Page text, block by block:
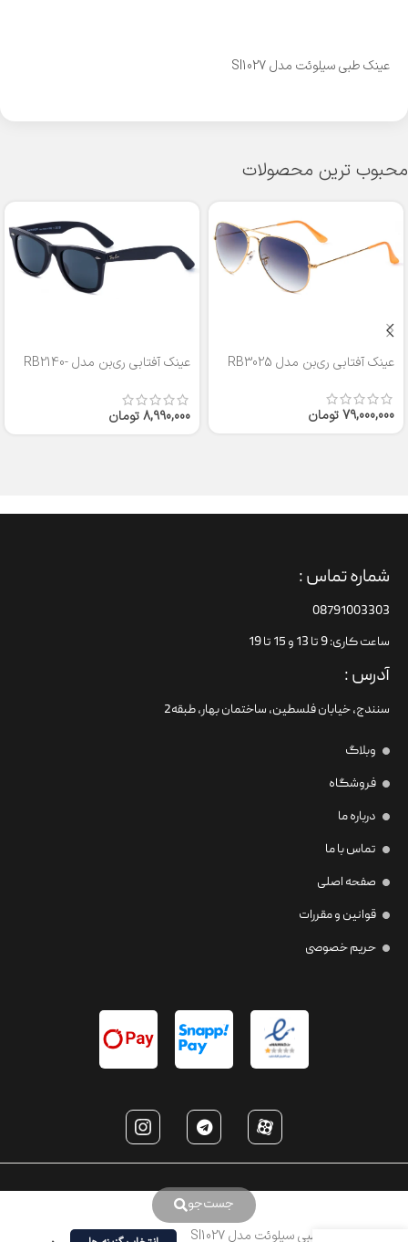
عینک طبی سیلوئت مدل SI1027
محبوب ترین محصولات
عینک آفتابی ری‌بن مدل RB3025
79,000,000تومان
عینک آفتابی ری‌بن مدل RB2140-
8,990,000تومان
جست‌جو
شماره تماس :
08791003303
ساعت کاری: 9 تا 13 و 15 تا 19
آدرس :
سنندج، خیابان فلسطین،‌ ساختمان بهار، طبقه2
وبلاگ
فروشگاه
درباره ما
تماس با ما
صفحه اصلی
قوانین و مقررات
حریم خصوصی
عینک طبی سیلوئت مدل SI1027